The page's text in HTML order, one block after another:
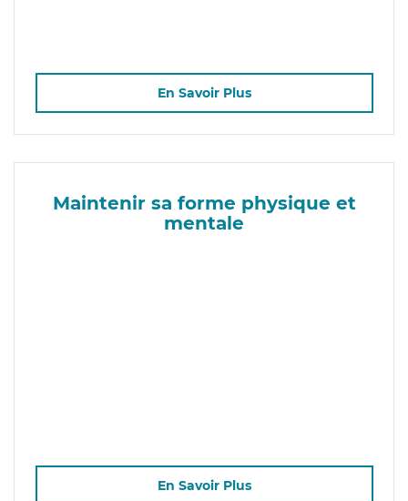
En Savoir Plus
Maintenir sa forme physique et
mentale
En Savoir Plus